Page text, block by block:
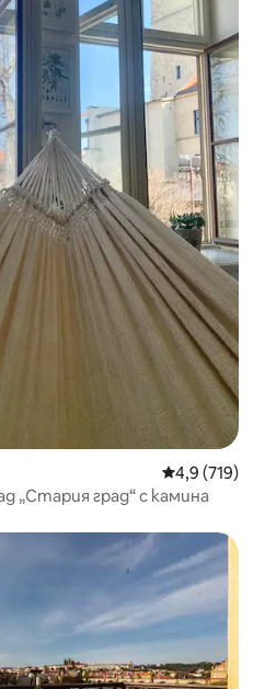
Средна
4,9 (719)
„Стария град“ с камина